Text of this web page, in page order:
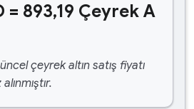
= 893,19 Çeyrek A
çeyrek altın satış fiyatı